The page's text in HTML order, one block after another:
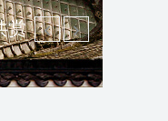
英
赏